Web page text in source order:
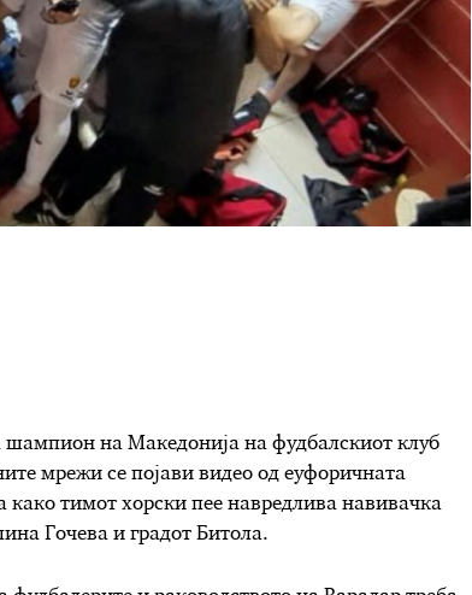
на Македонија на фудбалскиот клуб
мрежи се појави видео од еуфоричната
како тимот хорски пее навредлива навивачка
Гочева и градот Битола.